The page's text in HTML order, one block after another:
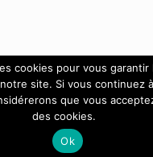
cookies pour vous garantir
site. Si vous continuez
que vous
des cookies.
Ok